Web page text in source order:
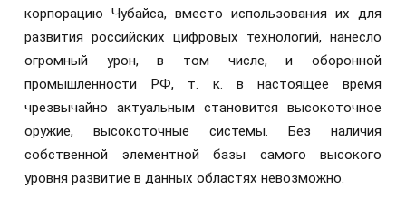
корпорацию Чубайса, вместо использования их для
развития российских цифровых технологий, нанесло
огромный урон, в том числе, и оборонной
промышленности РФ, т. к. в настоящее время
чрезвычайно актуальным становится высокоточное
оружие, высокоточные системы. Без наличия
собственной элементной базы самого высокого
уровня развитие в данных областях невозможно.